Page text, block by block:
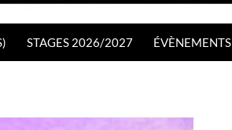
STAGES 2026/2027 ÉVÈNEMENTS